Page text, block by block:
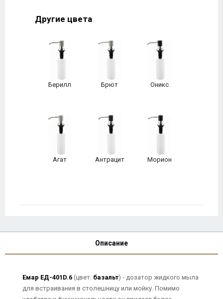
Другие цвета
Берилл Брют Оникс
Агат Антрацит Морион
Описание
Емар ЕД-401D.6 (цвет: базальт) - дозатор жидкого мыла
для встраивания в столешницу или мойку. Помимо